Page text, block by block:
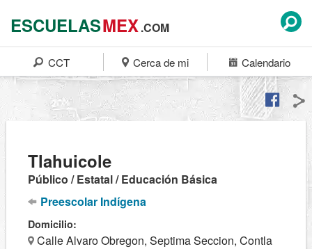
ESCUELASMEX.COM
CCT Cerca de mi Calendario
Tlahuicole
Público / Estatal / Educación Básica
Preescolar Indígena
Domicilio:
Calle Alvaro Obregon, Septima Seccion, Contla